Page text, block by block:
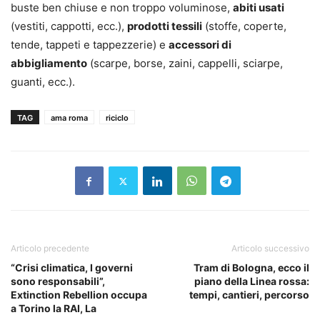
buste ben chiuse e non troppo voluminose, abiti usati
(vestiti, cappotti, ecc.), prodotti tessili (stoffe, coperte,
tende, tappeti e tappezzerie) e accessori di
abbigliamento (scarpe, borse, zaini, cappelli, sciarpe,
guanti, ecc.).
TAG ama roma riciclo
Articolo precedente
“Crisi climatica, I governi
sono responsabili”,
Extinction Rebellion occupa
a Torino la RAI, La
Articolo successivo
Tram di Bologna, ecco il
piano della Linea rossa:
tempi, cantieri, percorso